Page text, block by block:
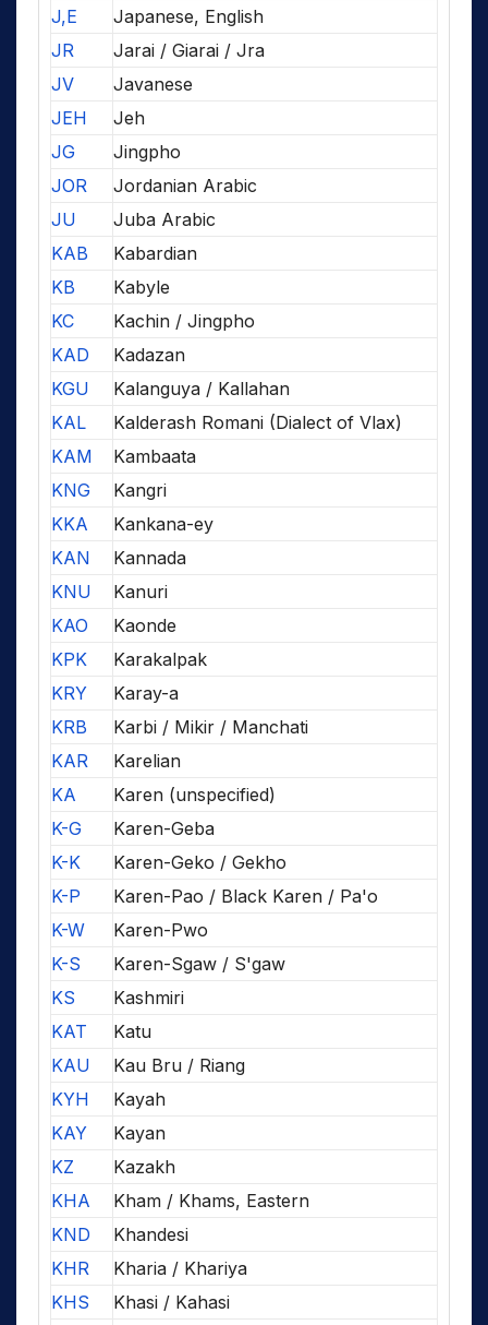
J,E
Japanese, English
JR
Jarai / Giarai / Jra
JV
Javanese
JEH
Jeh
JG
Jingpho
JOR
Jordanian Arabic
JU
Juba Arabic
KAB
Kabardian
KB
Kabyle
KC
Kachin / Jingpho
KAD
Kadazan
KGU
Kalanguya / Kallahan
KAL
Kalderash Romani (Dialect of Vlax)
KAM
Kambaata
KNG
Kangri
KKA
Kankana-ey
KAN
Kannada
KNU
Kanuri
KAO
Kaonde
KPK
Karakalpak
KRY
Karay-a
KRB
Karbi / Mikir / Manchati
KAR
Karelian
KA
Karen (unspecified)
K-G
Karen-Geba
K-K
Karen-Geko / Gekho
K-P
Karen-Pao / Black Karen / Pa'o
K-W
Karen-Pwo
K-S
Karen-Sgaw / S'gaw
KS
Kashmiri
KAT
Katu
KAU
Kau Bru / Riang
KYH
Kayah
KAY
Kayan
KZ
Kazakh
KHA
Kham / Khams, Eastern
KND
Khandesi
KHR
Kharia / Khariya
KHS
Khasi / Kahasi